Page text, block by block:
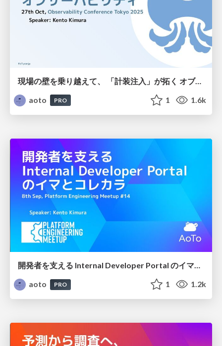
現場の壁を乗り越えて、 「計装注入」が拓く オブザーバビリティ / Beyond the Field Barriers: Instrumentation Injection and the Future of Observability
aoto
PRO 1 1.6k
開発者を支える Internal Developer Portal のイマとコレカラ / To-day and To-morrow of Internal Developer Portals: Supporting Developers
aoto
PRO 1 1.2k